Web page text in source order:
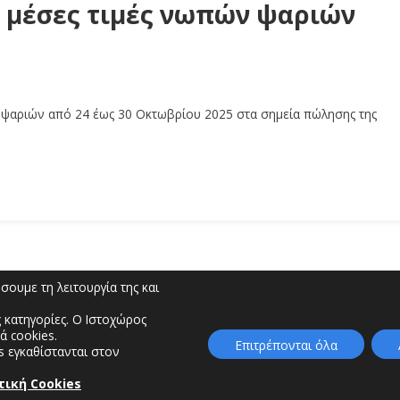
τιμές νωπών ψαριών
από 24 έως 30 Οκτωβρίου 2025 στα σημεία πώλησης της
| Τηλέφωνο: 2462353333, 2462353370 |
τη λειτουργία της και
Ο Ιστοχώρος
cookies.
στον
Cookies
Επιτρέπονται όλα